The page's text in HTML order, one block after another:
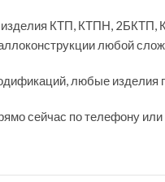
изделия КТП, КТПН,
любой
любые изделия
сейчас по телефону или